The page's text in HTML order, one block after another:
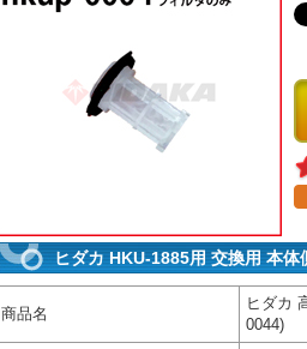
ヒダカ HKU-1885用 交換用 本
商品名
ヒダカ
0044)